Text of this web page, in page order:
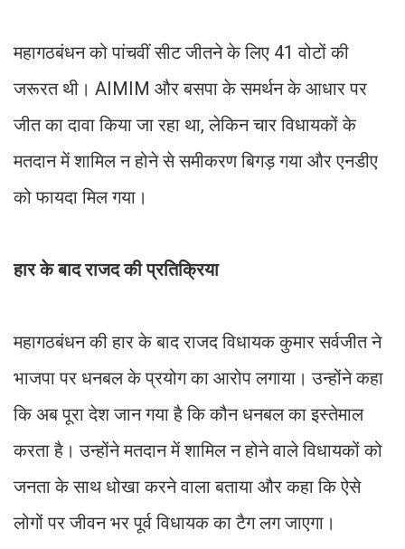
महागठबंधन को पांचवीं सीट जीतने के लिए 41 वोटों की
जरूरत थी। AIMIM और बसपा के समर्थन के आधार पर
जीत का दावा किया जा रहा था, लेकिन चार विधायकों के
मतदान में शामिल न होने से समीकरण बिगड़ गया और एनडीए
को फायदा मिल गया।
हार के बाद राजद की प्रतिक्रिया
महागठबंधन की हार के बाद राजद विधायक कुमार सर्वजीत ने
भाजपा पर धनबल के प्रयोग का आरोप लगाया। उन्होंने कहा
कि अब पूरा देश जान गया है कि कौन धनबल का इस्तेमाल
करता है। उन्होंने मतदान में शामिल न होने वाले विधायकों को
जनता के साथ धोखा करने वाला बताया और कहा कि ऐसे
लोगों पर जीवन भर पूर्व विधायक का टैग लग जाएगा।